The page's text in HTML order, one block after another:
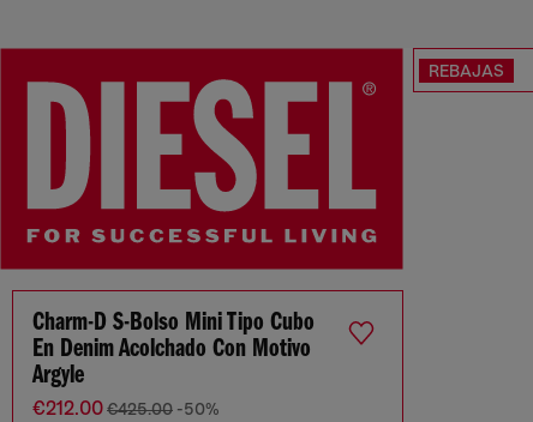
REBAJAS
Charm-D S-Bolso Mini Tipo Cubo
En Denim Acolchado Con Motivo
Argyle
€212.00€425.00 -50%